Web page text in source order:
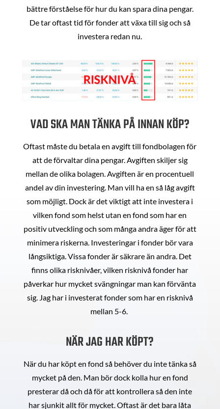
bättre förståelse för hur du kan spara dina pengar.
De tar oftast tid för fonder att växa till sig och så
investera redan nu.
VAD SKA MAN TÄNKA PÅ INNAN KÖP?
Oftast måste du betala en avgift till fondbolagen för
att de förvaltar dina pengar. Avgiften skiljer sig
mellan de olika bolagen. Avgiften är en procentuell
andel av din investering. Man vill ha en så låg avgift
som möjligt. Dock är det viktigt att inte investera i
vilken fond som helst utan en fond som har en
positiv utveckling och som många andra äger för att
minimera riskerna. Investeringar i fonder bör vara
långsiktiga. Vissa fonder är säkrare än andra. Det
finns olika risknivåer, vilken risknivå fonder har
påverkar hur mycket svängningar man kan förvänta
sig. Jag har i investerat fonder som har en risknivå
mellan 5-6.
NÄR JAG HAR KÖPT?
När du har köpt en fond så behöver du inte tänka så
mycket på den. Man bör dock kolla hur en fond
presterar då och då för att kontrollera så den inte
har sjunkit allt för mycket. Oftast är det bara låta